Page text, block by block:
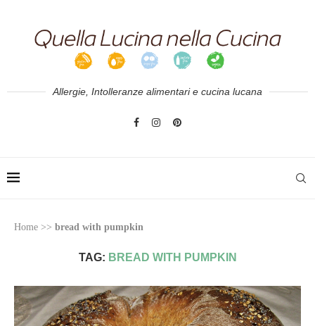
Allergie, Intolleranze alimentari e cucina lucana
Home >> bread with pumpkin
TAG: BREAD WITH PUMPKIN